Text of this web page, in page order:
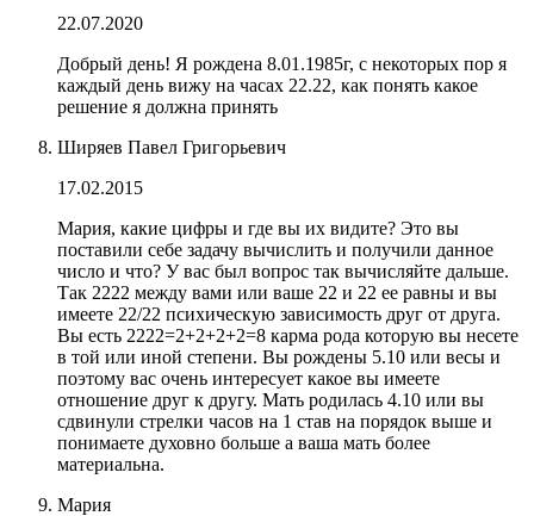
22.07.2020
Добрый день! Я рождена 8.01.1985г, с некоторых пор я
каждый день вижу на часах 22.22, как понять какое
решение я должна принять
Ширяев Павел Григорьевич
17.02.2015
Мария, какие цифры и где вы их видите? Это вы
поставили себе задачу вычислить и получили данное
число и что? У вас был вопрос так вычисляйте дальше.
Так 2222 между вами или ваше 22 и 22 ее равны и вы
имеете 22/22 психическую зависимость друг от друга.
Вы есть 2222=2+2+2+2=8 карма рода которую вы несете
в той или иной степени. Вы рождены 5.10 или весы и
поэтому вас очень интересует какое вы имеете
отношение друг к другу. Мать родилась 4.10 или вы
сдвинули стрелки часов на 1 став на порядок выше и
понимаете духовно больше а ваша мать более
материальна.
Мария